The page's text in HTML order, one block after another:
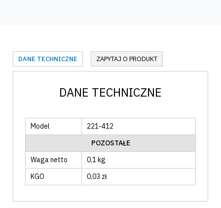
DANE TECHNICZNE ZAPYTAJ O PRODUKT
DANE TECHNICZNE
Model
221-412
POZOSTAŁE
Waga netto
0,1 kg
KGO
0,03 zł